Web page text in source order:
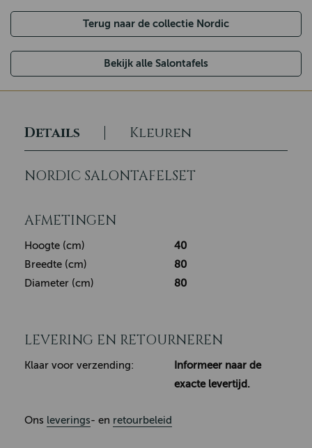
Terug naar de collectie Nordic
Bekijk alle Salontafels
Details Kleuren
NORDIC SALONTAFELSET
AFMETINGEN
Hoogte (cm)
40
Breedte (cm)
80
Diameter (cm)
80
LEVERING EN RETOURNEREN
Klaar voor verzending:
Informeer naar de
exacte levertijd.
Ons leverings- en retourbeleid